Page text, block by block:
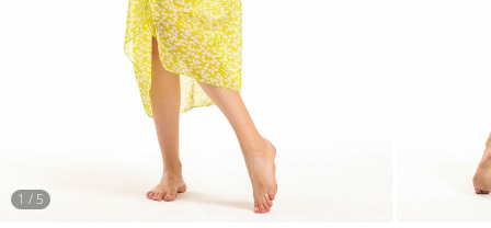
Mont & Kaban